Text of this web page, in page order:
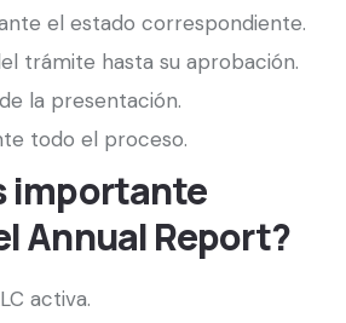
el estado correspondiente.
trámite hasta su aprobación.
la presentación.
todo el proceso.
importante
Annual Report?
activa.